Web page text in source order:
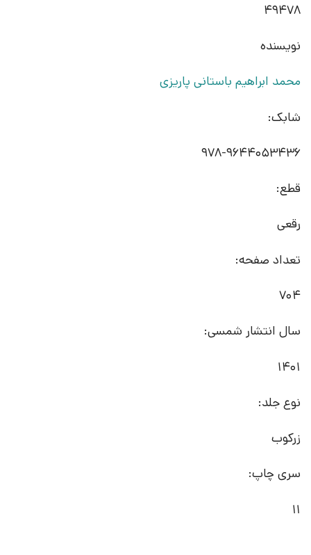
49478
نویسنده
محمد ابراهیم باستانی پاریزی
شابک:
978-9644053436
قطع:
رقعی
تعداد صفحه:
704
سال انتشار شمسی:
1401
نوع جلد:
زرکوب
سری چاپ:
11